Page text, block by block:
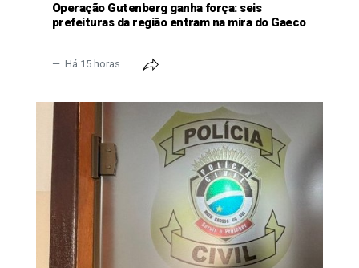
Operação Gutenberg ganha força: seis
prefeituras da região entram na mira do Gaeco
Há 15 horas